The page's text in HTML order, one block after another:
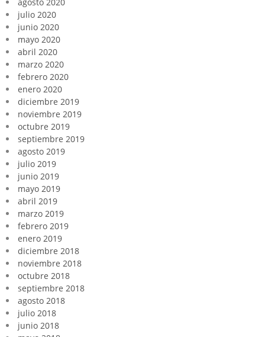
agosto 2020
julio 2020
junio 2020
mayo 2020
abril 2020
marzo 2020
febrero 2020
enero 2020
diciembre 2019
noviembre 2019
octubre 2019
septiembre 2019
agosto 2019
julio 2019
junio 2019
mayo 2019
abril 2019
marzo 2019
febrero 2019
enero 2019
diciembre 2018
noviembre 2018
octubre 2018
septiembre 2018
agosto 2018
julio 2018
junio 2018